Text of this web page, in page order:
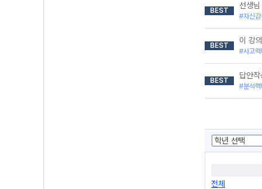
BEST
선생
#자신감
BEST
이 강
#사고
BEST
답안
#분석
전체